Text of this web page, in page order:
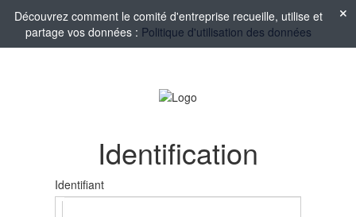
Découvrez comment le comité d'entreprise recueille, utilise et
partage vos données : Politique d'utilisation des données
Identification
Identifiant